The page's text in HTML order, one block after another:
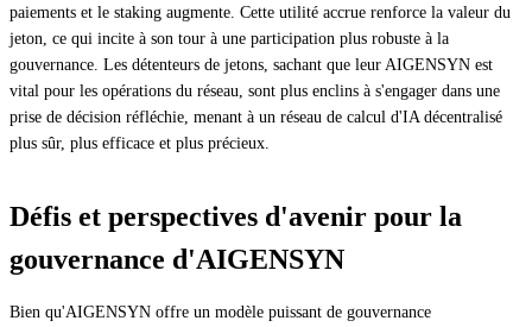
paiements et le staking augmente. Cette utilité accrue renforce la valeur du
jeton, ce qui incite à son tour à une participation plus robuste à la
gouvernance. Les détenteurs de jetons, sachant que leur AIGENSYN est
vital pour les opérations du réseau, sont plus enclins à s'engager dans une
prise de décision réfléchie, menant à un réseau de calcul d'IA décentralisé
plus sûr, plus efficace et plus précieux.
Défis et perspectives d'avenir pour la
gouvernance d'AIGENSYN
Bien qu'AIGENSYN offre un modèle puissant de gouvernance